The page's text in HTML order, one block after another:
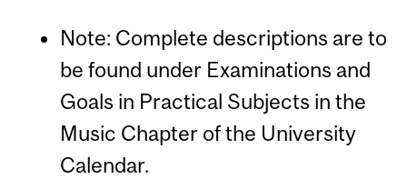
Note: Complete descriptions are to
be found under Examinations and
Goals in Practical Subjects in the
Music Chapter of the University
Calendar.